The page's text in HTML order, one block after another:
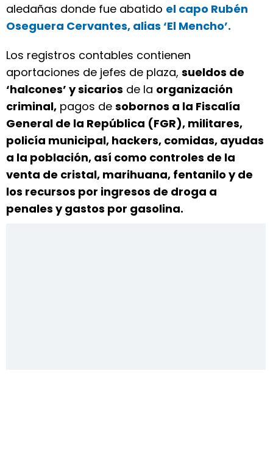
aledañas donde fue abatido el capo Rubén
Oseguera Cervantes, alias ‘El Mencho’.
Los registros contables contienen
aportaciones de jefes de plaza, sueldos de
‘halcones’ y sicarios de la organización
criminal, pagos de sobornos a la Fiscalía
General de la República (FGR), militares,
policía municipal, hackers, comidas, ayudas
a la población, así como controles de la
venta de cristal, marihuana, fentanilo y de
los recursos por ingresos de droga a
penales y gastos por gasolina.